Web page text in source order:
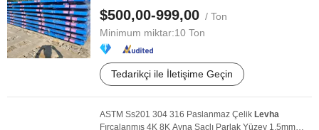
Yüksek ...
$500,00-999,00 / Ton
Minimum miktar:10 Ton
Tedarikçi ile İletişime Geçin
ASTM Ss201 304 316 Paslanmaz Çelik Levha
Fırçalanmış 4K 8K Ayna Saçlı Parlak Yüzey 1.5mm